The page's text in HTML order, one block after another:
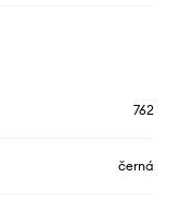
762
černá